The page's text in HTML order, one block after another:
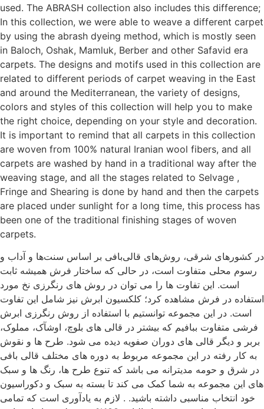
used. The ABRASH collection also includes this difference;
In this collection, we were able to weave a different carpet
by using the abrash dyeing method, which is mostly seen
in Baloch, Oshak, Mamluk, Berber and other Safavid era
carpets. The designs and motifs used in this collection are
related to different periods of carpet weaving in the East
and around the Mediterranean, the variety of designs,
colors and styles of this collection will help you to make
the right choice, depending on your style and decoration.
It is important to remind that all carpets in this collection
are woven from 100% natural Iranian wool fibers, and all
carpets are washed by hand in a traditional way after the
weaving stage, and all the stages related to Selvage ,
Fringe and Shearing is done by hand and then the carpets
are placed under sunlight for a long time, this process has
been one of the traditional finishing stages of woven
carpets.
در کشورهای شرقی، روش‌های قالی‌بافی بر اساس سنت‌ها و آداب و
رسوم محلی متفاوت است، در حالی که ساختار فرش همیشه ثابت
است. این تفاوت ها را می توان در روش های رنگرزی نخ مورد
استفاده در فرش مشاهده کرد؛ کلکسیون ابرش نیز شامل این تفاوت
است. در این مجموعه توانستیم با استفاده از روش رنگرزی ابرش
فرشی متفاوت ببافیم که بیشتر در قالی های بلوچ، اوشآک، مملوک،
بربر و دیگر قالی های دوران صفویه دیده می شود. طرح ها و نقوش
به کار رفته در این مجموعه مربوط به دوره های مختلف قالی بافی
در شرق و حومه مدیترانه می باشد که تنوع طرح ها، رنگ ها و سبک
های این مجموعه به شما کمک می کند تا بسته به سبک و دکوراسیون
خود انتخاب مناسبی داشته باشید. . لازم به یادآوری است که تمامی